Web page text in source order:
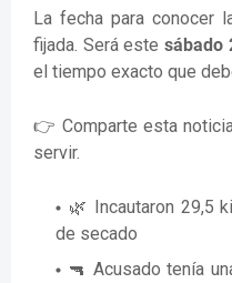
La fecha para conocer
fijada. Será estesábado
el tiempo exacto que
👉 Comparte esta
servir.
🌿 Incautaron 29,5
de secado
🔫 Acusado tenía